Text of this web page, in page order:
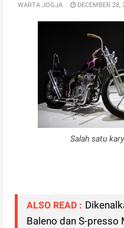
WARTA JOGJA DECEMBER 28,
Salah satu
ALSO READ :
Baleno dan S-presso